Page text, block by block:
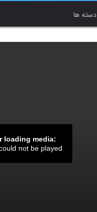
دسته ها
loading media:
not be played